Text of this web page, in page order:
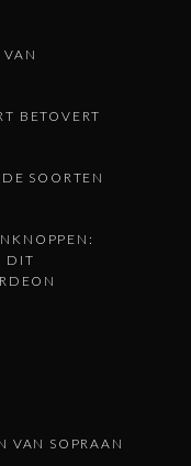
BETOVERT
SOORTEN
DIT
VAN SOPRAAN